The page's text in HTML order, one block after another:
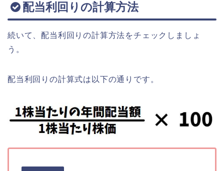
配当利回りの計算方法
続いて、配当利回りの計算方法をチェックしましょ
う。
配当利回りの計算式は以下の通りです。